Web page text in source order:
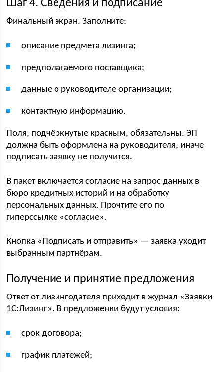
Шаг 4. Сведения и подписание
Финальный экран. Заполните:
описание предмета лизинга;
предполагаемого поставщика;
данные о руководителе организации;
контактную информацию.
Поля, подчёркнутые красным, обязательны. ЭП
должна быть оформлена на руководителя, иначе
подписать заявку не получится.
В пакет включается согласие на запрос данных в
бюро кредитных историй и на обработку
персональных данных. Прочтите его по
гиперссылке «согласие».
Кнопка «Подписать и отправить» — заявка уходит
выбранным партнёрам.
Получение и принятие предложения
Ответ от лизингодателя приходит в журнал «Заявки
1С:Лизинг». В предложении будут условия:
срок договора;
график платежей;